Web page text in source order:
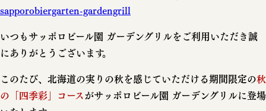
sapporobiergarten-gardengrill
いつもサッポロビール園 ガーデングリルをご利用いただき誠
にありがとうございます。
このたび、北海道の実りの秋を感じていただける期間限定の秋
の「四季彩」コースがサッポロビール園 ガーデングリルに登場